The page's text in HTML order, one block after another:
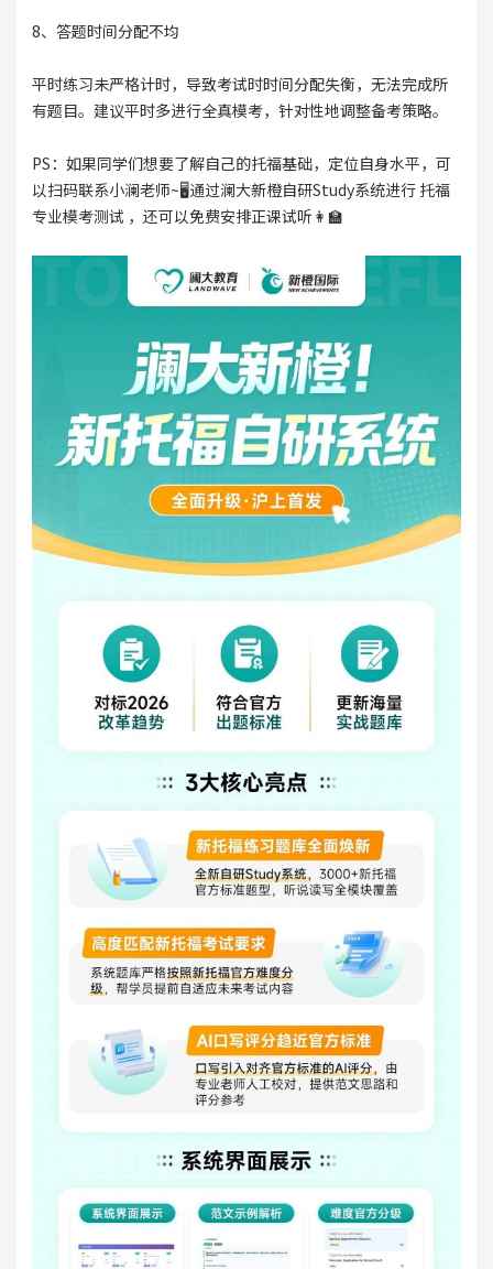
8、答题时间分配不均
平时练习未严格计时，导致考试时时间分配失衡，无法完成所
有题目。建议平时多进行全真模考，针对性地调整备考策略。
PS：如果同学们想要了解自己的托福基础，定位自身水平，可
以扫码联系小澜老师~🖥️通过澜大新橙自研Study系统进行 托福
专业模考测试 ，还可以免费安排正课试听👩‍🏫